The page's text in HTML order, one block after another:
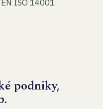
ISO 14001.
podniky,